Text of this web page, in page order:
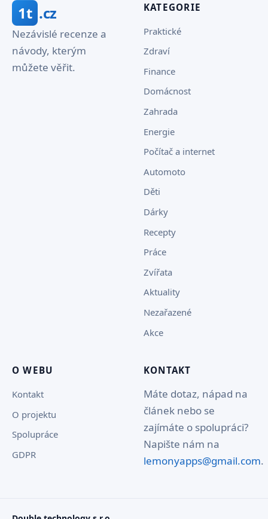
1t .cz
Nezávislé recenze a
návody, kterým
můžete věřit.
KATEGORIE
Praktické
Zdraví
Finance
Domácnost
Zahrada
Energie
Počítač a internet
Automoto
Děti
Dárky
Recepty
Práce
Zvířata
Aktuality
Nezařazené
Akce
O WEBU
Kontakt
O projektu
Spolupráce
GDPR
KONTAKT
Máte dotaz, nápad na
článek nebo se
zajímáte o spolupráci?
Napište nám na
lemonyapps@gmail.com.